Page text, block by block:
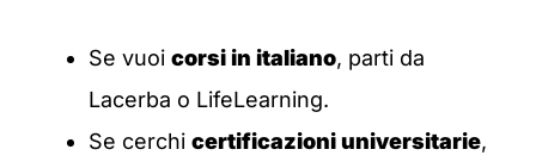
Se vuoi corsi in italiano, parti da
Lacerba o LifeLearning.
Se cerchi certificazioni universitarie,